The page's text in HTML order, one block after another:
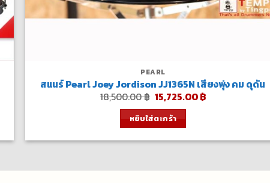
PEARL
สแนร์ Pearl Joey Jordison JJ1365N เสียงพุ่ง คม ดุดัน
18,500.00฿ Original
price
was:
18,500.00 ฿.
15,725.00฿Current
หยิบใส่ตะกร้า